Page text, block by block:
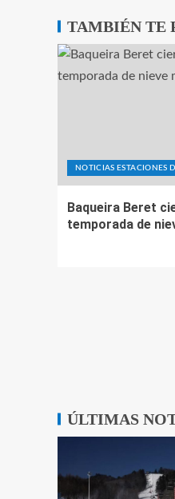
TAMBIÉN TE
NOTICIAS ESTACIONES
Baqueira Beret
temporada de
ÚLTIMAS